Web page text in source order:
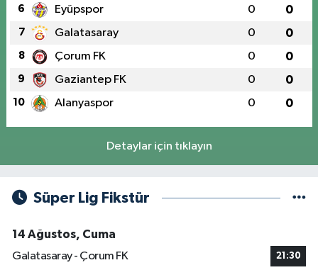
6 Eyüpspor 0 0
7 Galatasaray 0 0
8 Çorum FK 0 0
9 Gaziantep FK 0 0
10 Alanyaspor 0 0
Detaylar için tıklayın
Süper Lig Fikstür
14 Ağustos, Cuma
Galatasaray - Çorum FK
21:30